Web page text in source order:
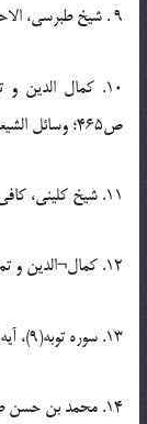
9 . شيخ طبرسي، الاحتجاج، ج1، ص68، ح34.
ص465؛ وسائل الشيعة، ج16، ص244.
11. شيخ كليني، كافي، ج1، ص527، ح3.
12. كمال¬الدين و تمام النعمة، ج1، باب 27.
13. سوره توبه(9)، آيه 36.
14. محمد بن حسن طوسي، كتاب الغيبة، ص149، ح110.